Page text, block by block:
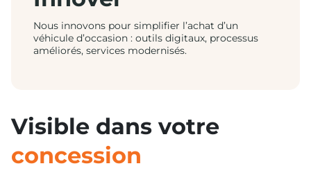
Nous innovons pour simplifier l’achat d’un
véhicule d’occasion : outils digitaux, processus
améliorés, services modernisés.
Visible dans votre
concession